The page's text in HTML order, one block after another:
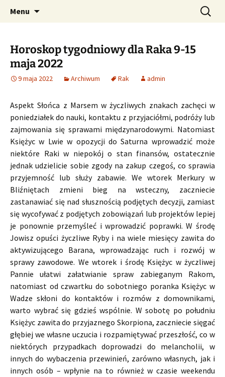
CzaroMarowy horoskop
dzienny, miesięczny i
tygodniowy
Profesjonalne przepowiednie astrologiczne
Menu Szukaj:
Horoskop tygodniowy dla Raka 9-15
maja 2022
9 maja 2022 Archiwum Rak admin
Aspekt Słońca z Marsem w życzliwych znakach zachęci w
poniedziałek do nauki, kontaktu z przyjaciółmi, podróży lub
zajmowania się sprawami międzynarodowymi. Natomiast
Księżyc w Lwie w opozycji do Saturna wprowadzić może
niektóre Raki w niepokój o stan finansów, ostatecznie
jednak udzielicie sobie zgody na zakup czegoś, co sprawia
przyjemność lub służy zabawie. We wtorek Merkury w
Bliźniętach zmieni bieg na wsteczny, zaczniecie
zastanawiać się nad słusznością podjętych decyzji, zamiast
się wycofywać z podjętych zobowiązań lub projektów lepiej
je ponownie przemyśleć i wprowadzić poprawki. W środę
Jowisz opuści życzliwe Ryby i na wiele miesięcy zawita do
aktywizującego Barana, wprowadzając ruch i rozwój w
sprawy zawodowe. We wtorek i środę Księżyc w życzliwej
Pannie ułatwi załatwianie spraw zabieganym Rakom,
natomiast od czwartku do sobotniego poranka Księżyc w
Wadze skłoni do kontaktów i rozmów z domownikami,
warto wybrać się gdzieś wspólnie. W sobotę po południu
Księżyc zawita do przyjaznego Skorpiona, zaczniecie sięgać
głębiej we własne uczucia i rozpamiętywać przeszłość, co w
niektórych przypadkach doprowadzi do melancholii, w
innych do wybaczenia przewinień, zarówno własnych, jak i
innych osób – wpłynie na to również w czasie weekendu